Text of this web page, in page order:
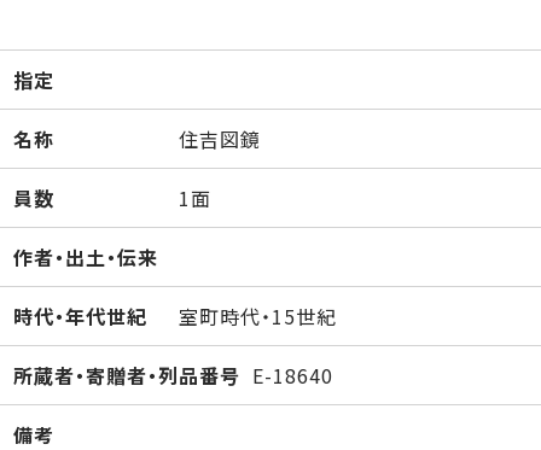
指定
名称 住吉図鏡
員数 1面
作者・出土・伝来
時代・年代世紀 室町時代・15世紀
所蔵者・寄贈者・列品番号 E-18640
備考